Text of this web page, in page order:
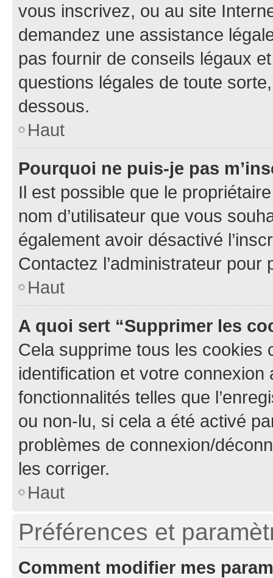
vous inscrivez, ou au site
demandez une assistance
pas fournir de conseils légaux
questions légales de toute
dessous.
Haut
Pourquoi ne puis-je pas
Il est possible que le
nom d’utilisateur que vous
également avoir désactivé
Contactez l’administrateur
Haut
A quoi sert “Supprimer les
Cela supprime tous les cookies
identification et votre
fonctionnalités telles que
ou non-lu, si cela a été activé
problèmes de connexion/
les corriger.
Haut
Préférences et
Comment modifier mes